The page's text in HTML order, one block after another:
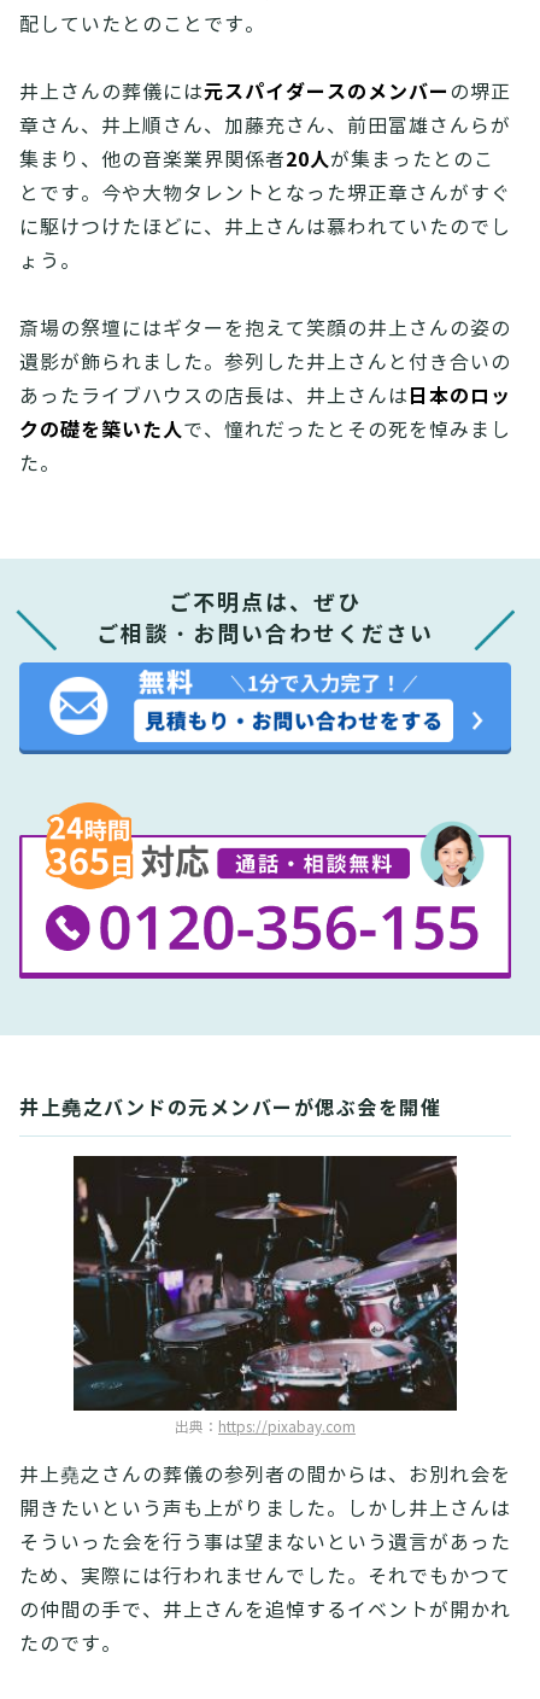
配していたとのことです。
井上さんの葬儀には元スパイダースのメンバー の堺正
章さん、井上順さん、加藤充さん、前田富雄さんらが
集まり、他の音楽業界関係者20人が集まったとのこ
とです。今や大物タレントとなった堺正章さんがすぐ
に駆けつけたほどに、井上さんは慕われていたのでし
ょう。
斎場の祭壇にはギターを抱えて笑顔の井上さんの姿の
遺影が飾られました。参列した井上さんと付き合いの
あったライブハウスの店長は、井上さんは 日本のロッ
クの礎を築いた人で、憧れだったとその死を悼みまし
た。
ご不明点は、ぜひ
ご相談・お問い合わせください
井上堯之バンドの元メンバーが偲ぶ会を開催
出典： https://pixabay.com
井上堯之さんの葬儀の参列者の間からは、お別れ会を
開きたいという声も上がりました。しかし井上さんは
そういった会を行う事は望まないという遺言があった
ため、実際には行われませんでした。それでもかつて
の仲間の手で、井上さんを追悼するイベントが開かれ
たのです。